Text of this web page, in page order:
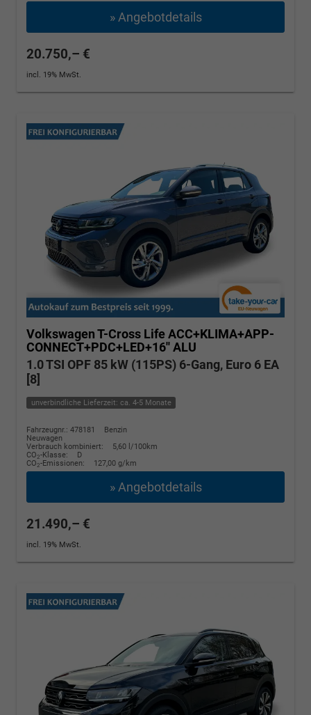
» Angebotdetails
20.750,– €
incl. 19% MwSt.
Volkswagen T-Cross Life ACC+KLIMA+APP-
CONNECT+PDC+LED+16'' ALU
1.0 TSI OPF 85 kW (115PS) 6-Gang, Euro 6 EA
[8]
unverbindliche Lieferzeit: ca. 4-5 Monate
Fahrzeugnr.: 478181
Benzin
Neuwagen
Verbrauch kombiniert:
5,60 l/100km
CO2-Klasse:
D
CO2-Emissionen: 127,00 g/km
» Angebotdetails
21.490,– €
incl. 19% MwSt.